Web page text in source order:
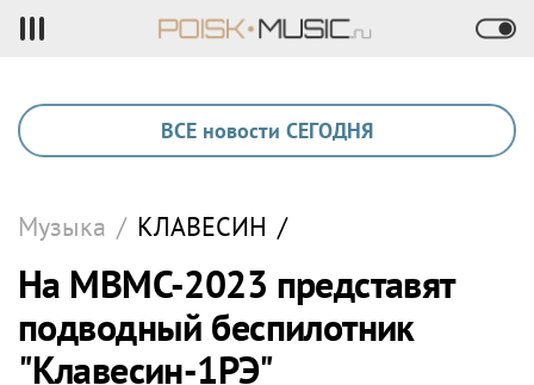
ВСЕ новости СЕГОДНЯ
Музыка / КЛАВЕСИН /
На МВМС-2023 представят
подводный беспилотник
"Клавесин-1РЭ"